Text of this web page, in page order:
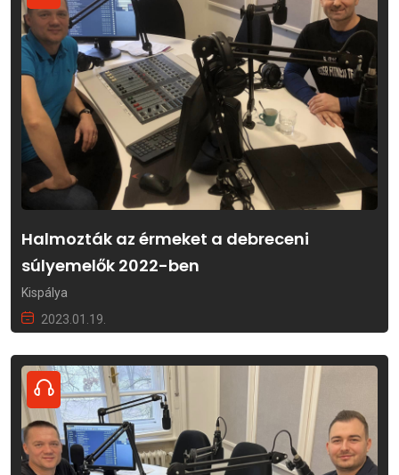
Halmozták az érmeket a debreceni
súlyemelők 2022-ben
Kispálya
2023.01.19.